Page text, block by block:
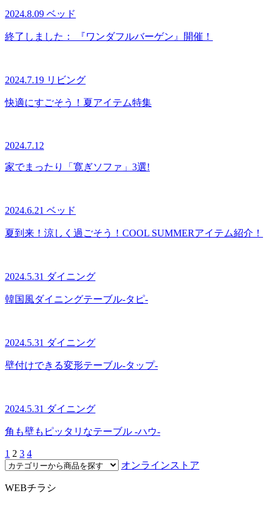
2024.8.09 ベッド
終了しました： 『ワンダフルバーゲン』開催！
2024.7.19 リビング
快適にすごそう！夏アイテム特集
2024.7.12
家でまったり「寛ぎソファ」3選!
2024.6.21 ベッド
夏到来！涼しく過ごそう！COOL SUMMERアイテム紹介！
2024.5.31 ダイニング
韓国風ダイニングテーブル-タピ-
2024.5.31 ダイニング
壁付けできる変形テーブル-タップ-
2024.5.31 ダイニング
角も壁もピッタリなテーブル -ハウ-
1 2 3 4
オンラインストア
WEBチラシ